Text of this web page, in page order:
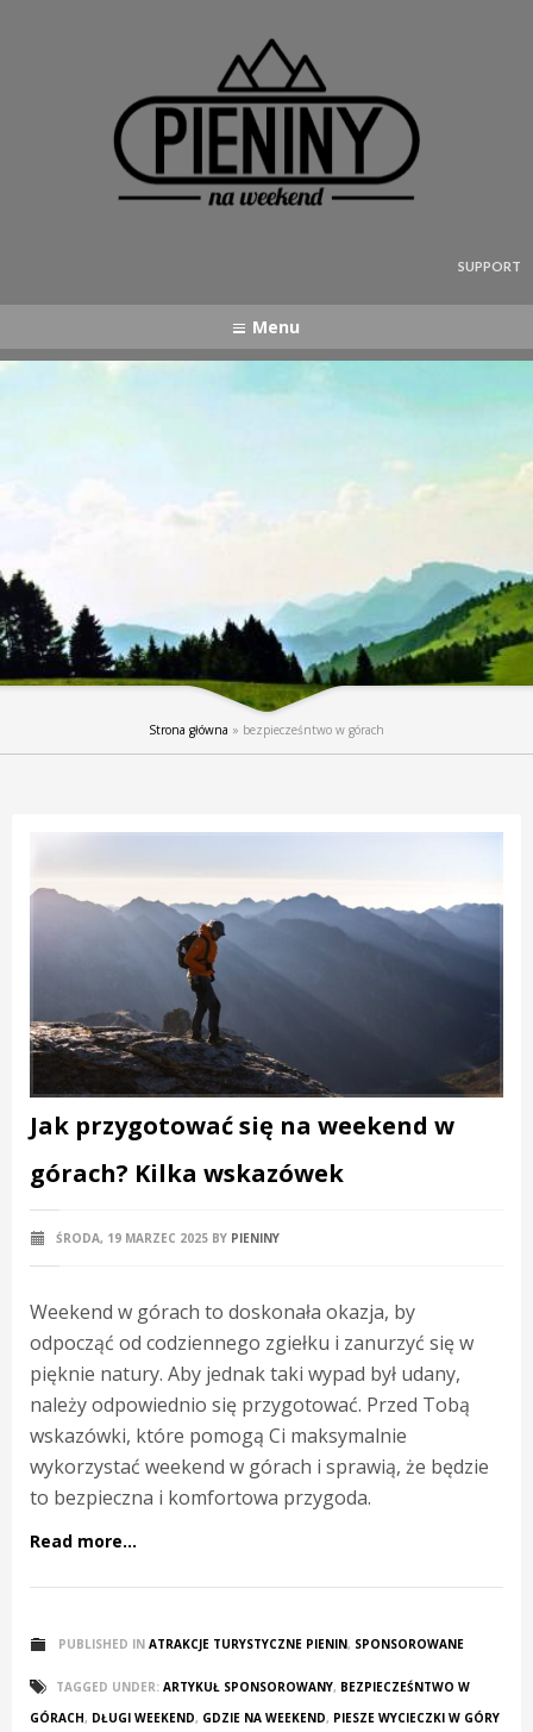
SUPPORT
Menu
Strona główna » bezpiecześntwo w górach
Jak przygotować się na weekend w
górach? Kilka wskazówek
ŚRODA, 19 MARZEC 2025 BY PIENINY
Weekend w górach to doskonała okazja, by
odpocząć od codziennego zgiełku i zanurzyć się w
pięknie natury. Aby jednak taki wypad był udany,
należy odpowiednio się przygotować. Przed Tobą
wskazówki, które pomogą Ci maksymalnie
wykorzystać weekend w górach i sprawią, że będzie
to bezpieczna i komfortowa przygoda.
Read more...
PUBLISHED IN ATRAKCJE TURYSTYCZNE PIENIN, SPONSOROWANE
TAGGED UNDER: ARTYKUŁ SPONSOROWANY, BEZPIECZEŚNTWO W
GÓRACH, DŁUGI WEEKEND, GDZIE NA WEEKEND, PIESZE WYCIECZKI W GÓRY